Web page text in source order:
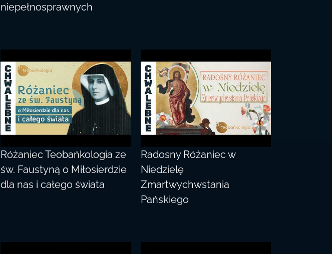
niepełnosprawnych
Różaniec Teobańkologia ze
św. Faustyną o Miłosierdzie
dla nas i całego świata
Radosny Różaniec w
Niedzielę
Zmartwychwstania
Pańskiego